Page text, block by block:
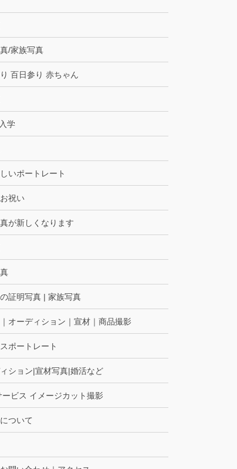
/家族写真
百日参り 赤ちゃん
学
いポートレート
祝い
が新しくなります
証明写真 | 家族写真
オーディション｜宣材｜商品撮影
ポートレート
ション|宣材写真|婚活など
ービス イメージカット撮影
ついて